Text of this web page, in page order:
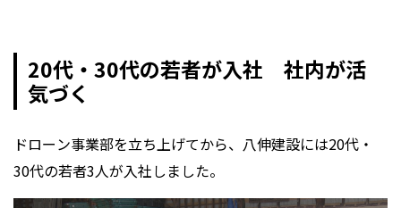
20代・30代の若者が入社 社内が活
気づく
ドローン事業部を立ち上げてから、八伸建設には20代・
30代の若者3人が入社しました。